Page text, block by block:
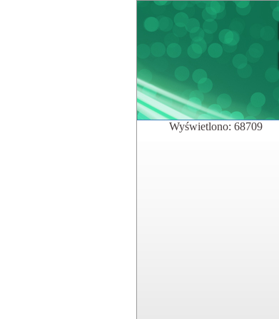
Wyświetlono: 68709